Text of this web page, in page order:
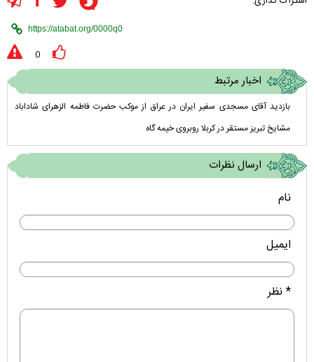
0
اخبار مرتبط
بازدید آقای مسجدی سفیر ایران در عراق از موکب حضرت فاطمه الزهرای شاداباد
مشایخ تبریز مستقر در کربلا روبروی خیمه گاه
ارسال نظرات
نام
ایمیل
* نظر